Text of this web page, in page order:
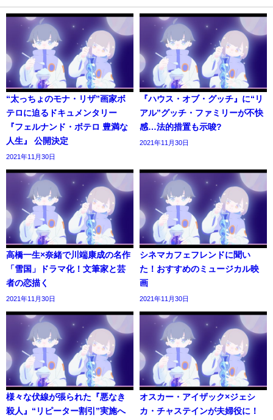
“太っちょのモナ・リザ”画家ボ
テロに迫るドキュメンタリー
『フェルナンド・ボテロ 豊満な
人生』 公開決定
2021年11月30日
『ハウス・オブ・グッチ』に“リ
アル”グッチ・ファミリーが不快
感…法的措置も示唆?
2021年11月30日
高橋一生×奈緒で川端康成の名作
「雪国」ドラマ化！文筆家と芸
者の恋描く
2021年11月30日
シネマカフェフレンドに聞い
た！おすすめのミュージカル映
画
2021年11月30日
様々な伏線が張られた『悪なき
殺人』“リピーター割引”実施へ
オスカー・アイザック×ジェシ
カ・チャステインが夫婦役に！